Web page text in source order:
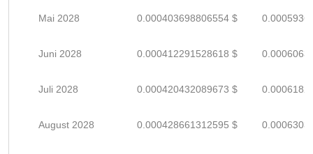
Mai 2028 0.000403698806554 $
Juni 2028 0.000412291528618 $
Juli 2028 0.000420432089673 $
August 2028 0.000428661312595 $